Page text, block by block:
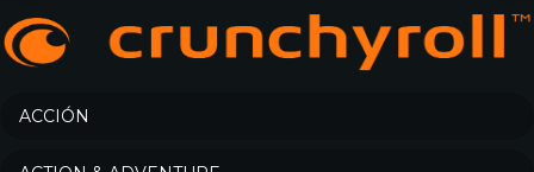
Historico Infantil
ACCIÓN